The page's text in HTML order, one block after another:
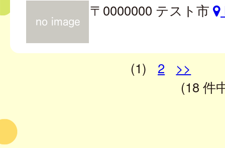
〒0000000 テスト市
(1) 2
>>
(18 件